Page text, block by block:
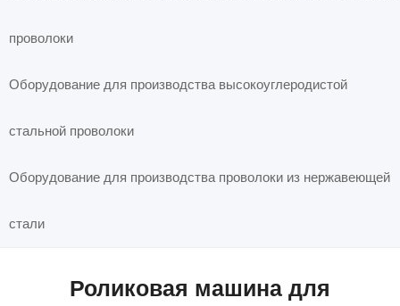
проволоки
Оборудование для производства высокоуглеродистой
стальной проволоки
Оборудование для производства проволоки из нержавеющей
стали
Роликовая машина для